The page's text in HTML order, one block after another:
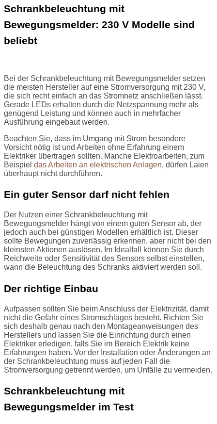
Schrankbeleuchtung mit
Bewegungsmelder: 230 V Modelle sind
beliebt
Bei der Schrankbeleuchtung mit Bewegungsmelder setzen
die meisten Hersteller auf eine Stromversorgung mit 230 V,
die sich recht einfach an das Stromnetz anschließen lässt.
Gerade LEDs erhalten durch die Netzspannung mehr als
genügend Leistung und können auch in mehrfacher
Ausführung eingebaut werden.
Beachten Sie, dass im Umgang mit Strom besondere
Vorsicht nötig ist und Arbeiten ohne Erfahrung einem
Elektriker übertragen sollten. Manche Elektroarbeiten, zum
Beispiel das Arbeiten an elektrischen Anlagen, dürfen Laien
überhaupt nicht durchführen.
Ein guter Sensor darf nicht fehlen
Der Nutzen einer Schrankbeleuchtung mit
Bewegungsmelder hängt von einem guten Sensor ab, der
jedoch auch bei günstigen Modellen erhältlich ist. Dieser
sollte Bewegungen zuverlässig erkennen, aber nicht bei den
kleinsten Aktionen auslösen. Im Idealfall können Sie durch
Reichweite oder Sensitivität des Sensors selbst einstellen,
wann die Beleuchtung des Schranks aktiviert werden soll.
Der richtige Einbau
Aufpassen sollten Sie beim Anschluss der Elektrizität, damit
nicht die Gefahr eines Stromschlages besteht. Richten Sie
sich deshalb genau nach den Montageanweisungen des
Herstellers und lassen Sie die Einrichtung durch einen
Elektriker erledigen, falls Sie im Bereich Elektrik keine
Erfahrungen haben. Vor der Installation oder Änderungen an
der Schrankbeleuchtung muss auf jeden Fall die
Stromversorgung getrennt werden, um Unfälle zu vermeiden.
Schrankbeleuchtung mit
Bewegungsmelder im Test